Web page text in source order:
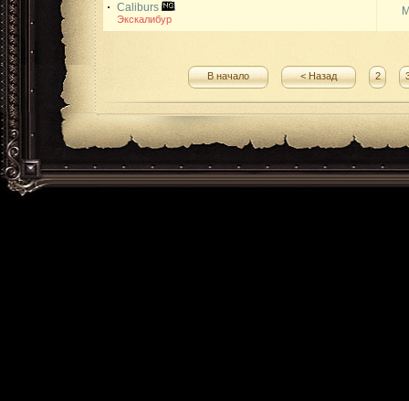
Caliburs
Экскалибур
В начало < Назад 2